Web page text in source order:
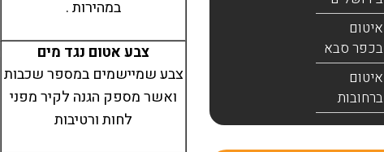
במהירות .
צבע אטום נגד מים
צבע שמיישמים במספר שכבות
ואשר מספק הגנה לקיר מפני
לחות ורטיבות
איטום
בכפר סבא
איטום
ברחובות